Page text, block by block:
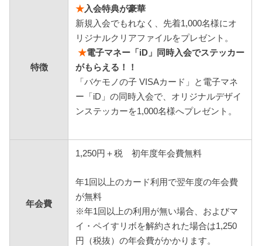
特徴
★入会特典が豪華
新規入会でもれなく、先着1,000名様にオ
リジナルクリアファイルをプレゼント。
★電子マネー「iD」同時入会でステッカー
がもらえる！！
「バケモノの子 VISAカード」と電子マネ
ー「iD」の同時入会で、オリジナルデザイ
ンステッカーを1,000名様へプレゼント。
年会費
1,250円＋税初年度年会費無料
年1回以上のカード利用で翌年度の年会費
が無料
※年1回以上の利用が無い場合、およびマ
イ・ペイすリボを解約された場合は1,250
円（税抜）の年会費がかかります。